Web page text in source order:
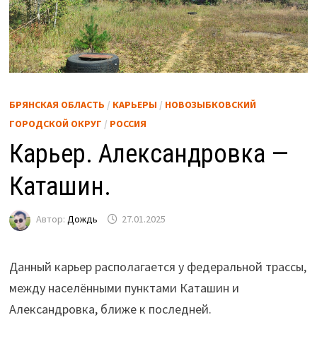
БРЯНСКАЯ ОБЛАСТЬ / КАРЬЕРЫ / НОВОЗЫБКОВСКИЙ
ГОРОДСКОЙ ОКРУГ / РОССИЯ
Карьер. Александровка —
Каташин.
Автор: Дождь 27.01.2025
Данный карьер располагается у федеральной трассы,
между населёнными пунктами Каташин и
Александровка, ближе к последней.